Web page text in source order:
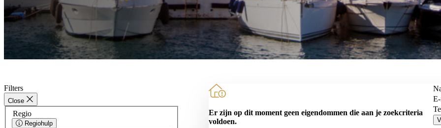
Filters
Close
Regio
Regiohulp
Er zijn op dit moment geen eigendommen die aan je zoekcriteria
voldoen.